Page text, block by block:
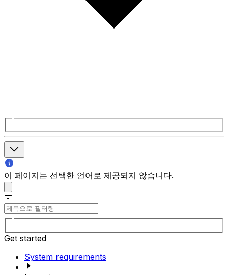
이 페이지는 선택한 언어로 제공되지 않습니다.
Get started
System requirements